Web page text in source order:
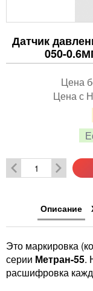
Датчик
050-
Цена
Цена с
Описание
Это маркировка
серии Метран-55.
расшифровка